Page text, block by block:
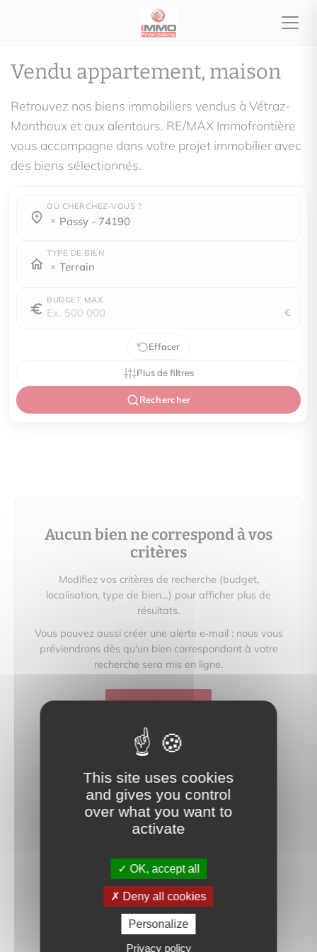
Vendu appartement, maison
Retrouvez nos biens immobiliers vendus à Vétraz-
Monthoux et aux alentours. RE/MAX Immofrontière
vous accompagne dans votre projet immobilier avec
des biens sélectionnés.
OÙ CHERCHEZ-VOUS ?
Où cherchez-vous ?
passy - 74190
Où cherchez-vous ?
TYPE DE BIEN
Terrain
BUDGET MAX
€
Effacer
Plus de filtres
Rechercher
Aucun bien ne correspond à vos
critères
Modifiez vos critères de recherche (budget,
localisation, type de bien…) pour afficher plus de
résultats.
Vous pouvez aussi créer une alerte e‑mail : nous vous
préviendrons dès qu'un bien correspondant à votre
recherche sera mis en ligne.
This site uses cookies
and gives you control
over what you want to
activate
OK, accept all
Deny all cookies
Personalize
Privacy policy